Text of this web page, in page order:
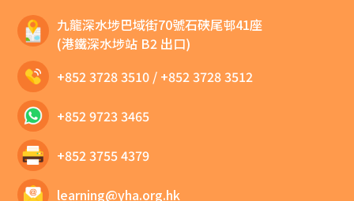
九龍深水埗巴域街70號石硤尾邨41座
(港鐵深水埗站 B2 出口)
+852 3728 3510 / +852 3728 3512
+852 9723 3465
+852 3755 4379
learning@yha.org.hk